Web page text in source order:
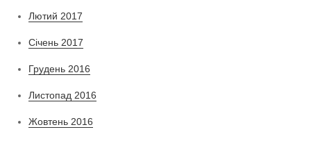
Лютий 2017
Січень 2017
Грудень 2016
Листопад 2016
Жовтень 2016